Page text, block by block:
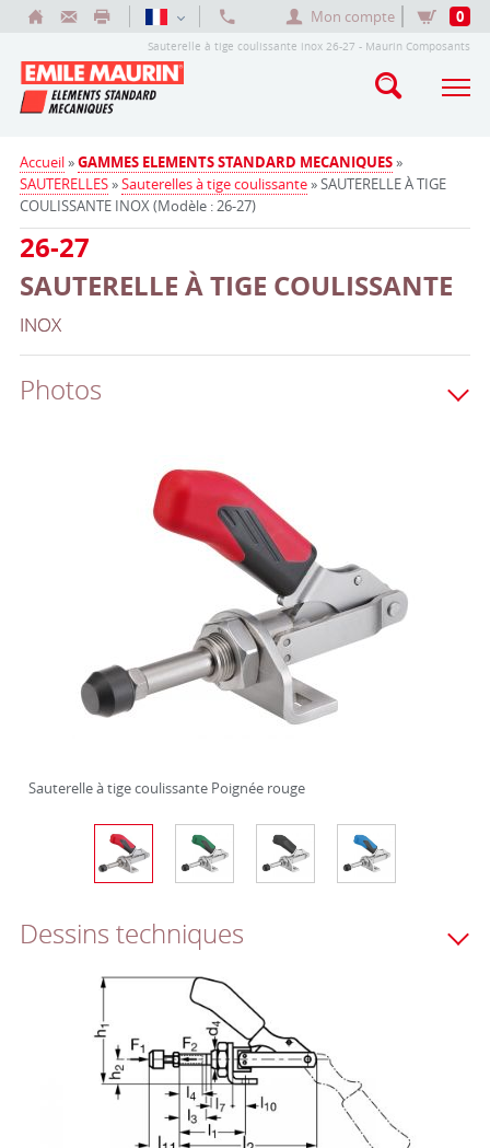
Mon compte 0
Sauterelle à tige coulissante inox 26-27 - Maurin Composants
Accueil»GAMMES ELEMENTS STANDARD MECANIQUES»
SAUTERELLES»Sauterelles à tige coulissante» SAUTERELLE À TIGE
COULISSANTE INOX (Modèle : 26-27)
26-27
SAUTERELLE À TIGE COULISSANTE
INOX
Photos
Sauterelle à tige coulissante Poignée rouge
Dessins techniques